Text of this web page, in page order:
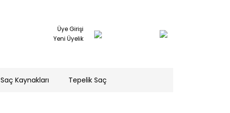
Üye Girişi
Yeni Üyelik
Saç Kaynakları Tepelik Saç